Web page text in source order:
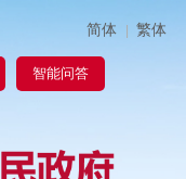
简体 | 繁体
智能问答